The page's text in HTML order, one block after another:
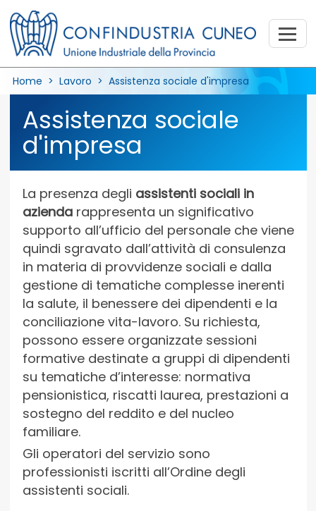
Home > Lavoro > Assistenza sociale d'impresa
Assistenza sociale
d'impresa
La presenza degli assistenti sociali in
aziendarappresenta un significativo
supporto all’ufficio del personale che viene
quindi sgravato dall’attività di consulenza
in materia di provvidenze sociali e dalla
gestione di tematiche complesse inerenti
la salute, il benessere dei dipendenti e la
conciliazione vita-lavoro. Su richiesta,
possono essere organizzate sessioni
formative destinate a gruppi di dipendenti
su tematiche d’interesse: normativa
pensionistica, riscatti laurea, prestazioni a
sostegno del reddito e del nucleo
familiare.
Gli operatori del servizio sono
professionisti iscritti all’Ordine degli
assistenti sociali.